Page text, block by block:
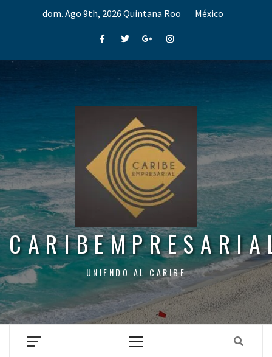
dom. Ago 9th, 2026 Quintana Roo México
FacebookTwitterGoogle+Instagram
UNIENDO AL CARIBE
Menu